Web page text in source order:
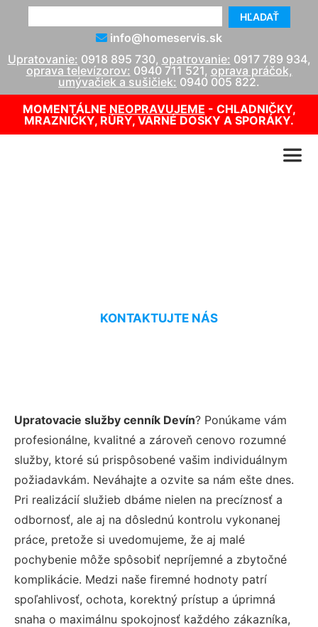
HĽADAŤ
info@homeservis.sk
Upratovanie: 0918 895 730, opatrovanie: 0917 789 934,
oprava televízorov: 0940 711 521, oprava práčok,
umývačiek a sušičiek: 0940 005 822.
MOMENTÁLNE NEOPRAVUJEME - CHLADNIČKY,
MRAZNIČKY, RÚRY, VARNÉ DOSKY A SPORÁKY.
KONTAKTUJTE NÁS
Upratovacie služby cenník Devín? Ponúkame vám
profesionálne, kvalitné a zároveň cenovo rozumné
služby, ktoré sú prispôsobené vašim individuálnym
požiadavkám. Neváhajte a ozvite sa nám ešte dnes.
Pri realizácií služieb dbáme nielen na precíznosť a
odbornosť, ale aj na dôslednú kontrolu vykonanej
práce, pretože si uvedomujeme, že aj malé
pochybenie môže spôsobiť nepríjemné a zbytočné
komplikácie. Medzi naše firemné hodnoty patrí
spoľahlivosť, ochota, korektný prístup a úprimná
snaha o maximálnu spokojnosť každého zákazníka,